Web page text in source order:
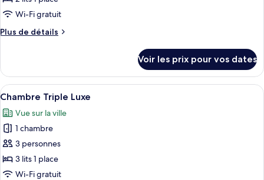
ce
type
de
Chambre
Signature
avec
lits
jumeaux
Wi-Fi gratuit
Plus de détails
Plus
le
type
de
Chambre
Signature
avec
lits
jumeaux
Voir les prix pour vos dates
Afficher
toutes
les
photos
pour
ce
type
Une chambre d’hôtel avec deux
8
Chambre Triple Luxe
Vue sur la ville
1 chambre
3 personnes
3 lits 1 place
Wi-Fi gratuit